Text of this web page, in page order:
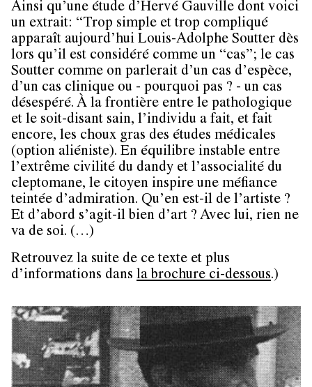
Ainsi qu’une étude d’Hervé Gauville dont voici
un extrait: “Trop simple et trop compliqué
apparaît aujourd’hui Louis-Adolphe Soutter dès
lors qu’il est considéré comme un “cas”; le cas
Soutter comme on parlerait d’un cas d’espèce,
d’un cas clinique ou - pourquoi pas ? - un cas
désespéré. À la frontière entre le pathologique
et le soit-disant sain, l’individu a fait, et fait
encore, les choux gras des études médicales
(option aliéniste). En équilibre instable entre
l’extrême civilité du dandy et l’associalité du
cleptomane, le citoyen inspire une méfiance
teintée d’admiration. Qu’en est-il de l’artiste ?
Et d’abord s’agit-il bien d’art ? Avec lui, rien ne
va de soi. (…)
Retrouvez la suite de ce texte et plus
d’informations dans la brochure ci-dessous.)